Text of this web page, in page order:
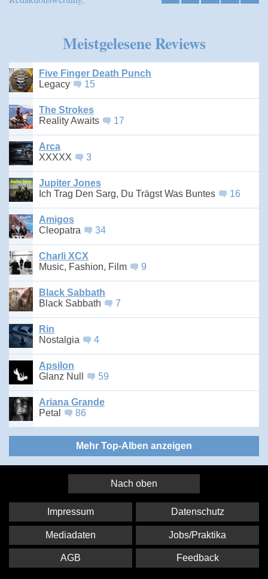
Meistgelesene Reviews
Five Finger Death Punch
Legacy
15
The Strokes
Reality Awaits
17
Arca
XXXXX
3
Jupiter Jones
Ich Trag Den Sarg, Du Trägst Was Buntes
16
Amigos
Cleopatra
34
Charli XCX
Music, Fashion, Film
9
Black Sabbath
Black Sabbath
7
Rin
Nostalgia
4
Apsilon
Glanz Null
59
Ariana Grande
Petal
86
Mehr Top-Alben anzeigen
Nach oben
Impressum Datenschutz
Mediadaten Jobs/Praktika
AGB Feedback